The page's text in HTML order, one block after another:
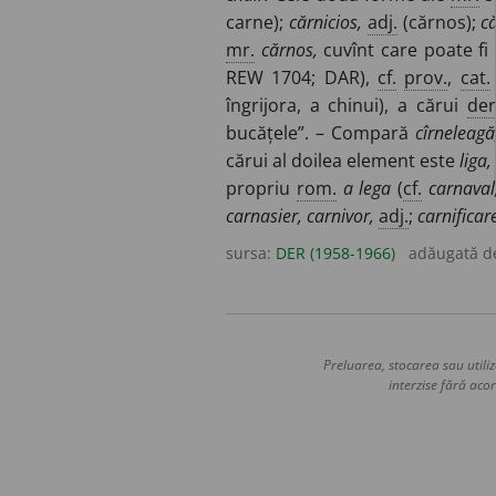
carne); cărnicios, adj. (cărnos);
mr. cărnos, cuvînt care poate fi
REW 1704; DAR), cf. prov., cat.
îngrijora, a chinui), a cărui der.
bucățele”. – Comparăcîrneleagă,
cărui al doilea element este liga,
propriu rom. a lega (cf.
carnasier, carnivor, adj.;
sursa: DER (1958-1966) adăugată
Preluarea, stocarea sau
interzise fără